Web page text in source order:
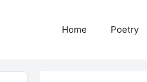
Home Poetry